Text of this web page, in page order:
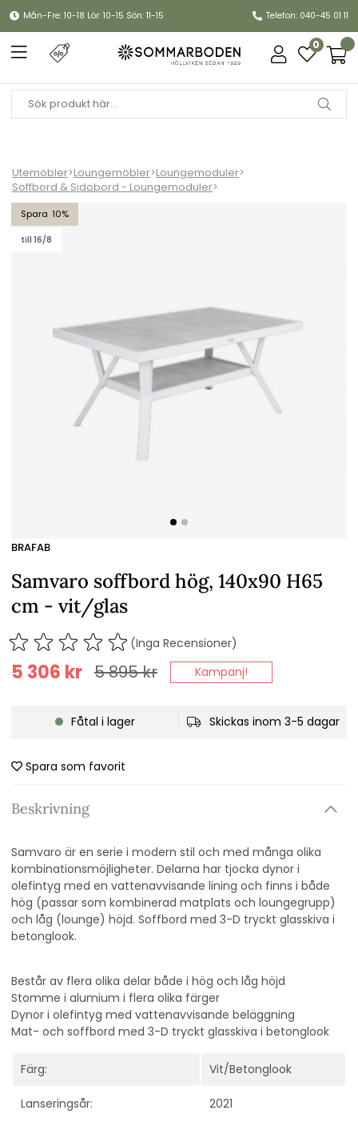
Mån-Fre: 10-18 Lör: 10-15 Sön: 11-15 Telefon: 040-45 01 11
0
Utemöbler>Loungemöbler>Loungemoduler>
Soffbord & Sidobord - Loungemoduler>
10
till 16/8
Samvaro soffbord hög, 140x90 H65 cm - vit/glas
BRAFAB
Samvaro soffbord hög, 140x90 H65
cm - vit/glas
(Inga Recensioner)
5 895kr
5 306 kr Kampanj!
Fåtal i lager Skickas inom 3-5 dagar
Spara som favorit
Beskrivning
Samvaro är en serie i modern stil och med många olika
kombinationsmöjligheter. Delarna har tjocka dynor i
olefintyg med en vattenavvisande lining och finns i både
hög (passar som kombinerad matplats och loungegrupp)
och låg (lounge) höjd. Soffbord med 3-D tryckt glasskiva i
betonglook.
Består av flera olika delar både i hög och låg höjd
Stomme i alumium i flera olika färger
Dynor i olefintyg med vattenavvisande beläggning
Mat- och soffbord med 3-D tryckt glasskiva i betonglook
Färg: Vit/Betonglook
Lanseringsår: 2021